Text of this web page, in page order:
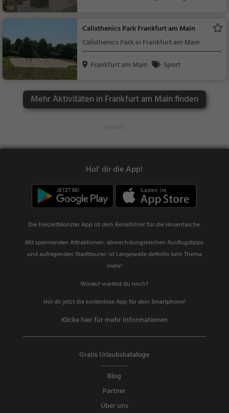
Calisthenics Park Frankfurt am Main
Calisthenics Park in Frankfurt am Main
Frankfurt am Main
Sport
Mehr Aktivitäten in Frankfurt am Main finden
Hol' dir die App!
Die FreizeitMonster App ist dein Reiseführer für die Hosentasche.
Mit spannenden Attraktionen, abwechslungsreichen Ausflugstipps
und aufregenden Stadttouren ist Langeweile definitiv kein Thema
mehr!
Worauf wartest du noch?
Hol dir jetzt die kostenlose App für dein Smartphone!
Klicke hier für mehr Informationen
Gratis Urlaubskataloge
Blog
Partner
Über uns